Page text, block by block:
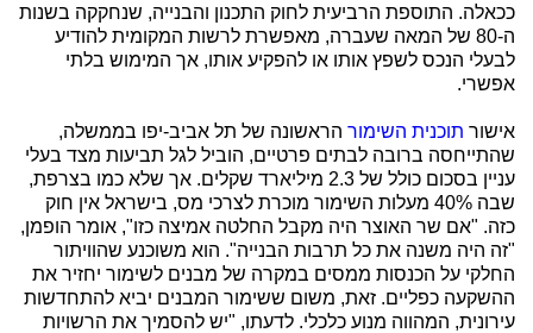
ככאלה. התוספת הרביעית לחוק התכנון והבנייה, שנחקקה בשנות
ה-80 של המאה שעברה, מאפשרת לרשות המקומית להודיע
לבעלי הנכס לשפץ אותו או להפקיע אותו, אך המימוש בלתי
אפשרי.
אישור תוכנית השימור הראשונה של תל אביב-יפו בממשלה,
שהתייחסה ברובה לבתים פרטיים, הוביל לגל תביעות מצד בעלי
עניין בסכום כולל של 2.3 מיליארד שקלים. אך שלא כמו בצרפת,
שבה 40% מעלות השימור מוכרת לצרכי מס, בישראל אין חוק
כזה. "אם שר האוצר היה מקבל החלטה אמיצה כזו", אומר הופמן,
"זה היה משנה את כל תרבות הבנייה". הוא משוכנע שהוויתור
החלקי על הכנסות ממסים במקרה של מבנים לשימור יחזיר את
ההשקעה כפליים. זאת, משום ששימור המבנים יביא להתחדשות
עירונית, המהווה מנוע כלכלי. לדעתו, "יש להסמיך את הרשויות